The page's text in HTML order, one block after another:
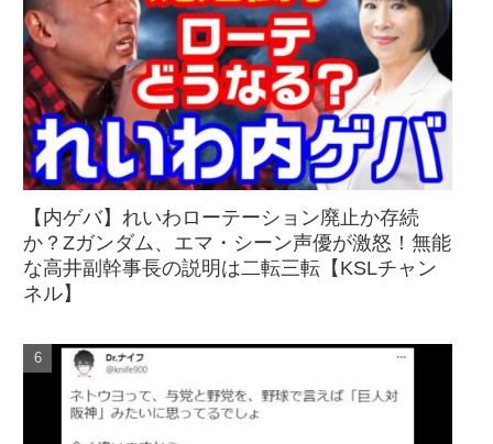
【内ゲバ】れいわローテーション廃止か存続
か？Zガンダム、エマ・シーン声優が激怒！無能
な高井副幹事長の説明は二転三転【KSLチャン
ネル】